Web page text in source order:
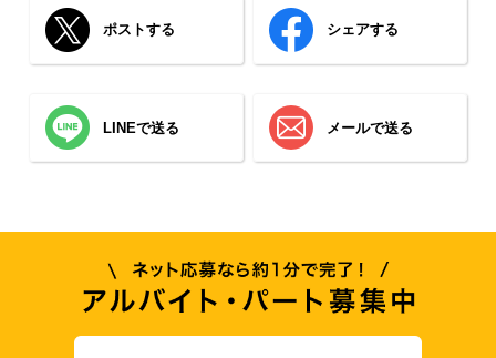
ポストする シェアする
LINEで送る メールで送る